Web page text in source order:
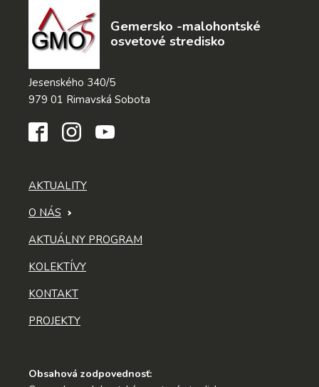
Gemersko -malohontské
osvetové stredisko
Jesenského 340/5
979 01 Rimavská Sobota
AKTUALITY
O NÁS
AKTUÁLNY PROGRAM
KOLEKTÍVY
KONTAKT
PROJEKTY
Obsahová zodpovednosť: